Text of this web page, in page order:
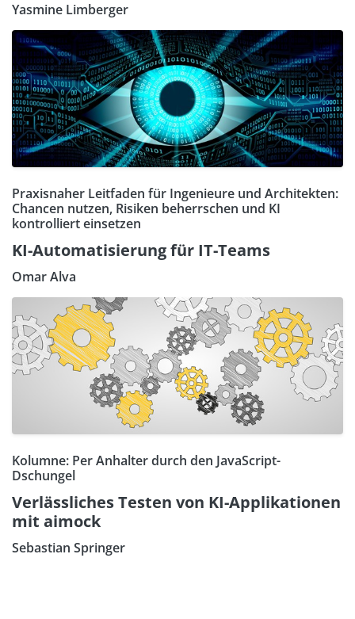
Yasmine Limberger
Praxisnaher Leitfaden für Ingenieure und Architekten:
Chancen nutzen, Risiken beherrschen und KI
kontrolliert einsetzen
KI-Automatisierung für IT-Teams
Omar Alva
Kolumne: Per Anhalter durch den JavaScript-
Dschungel
Verlässliches Testen von KI-Applikationen
mit aimock
Sebastian Springer